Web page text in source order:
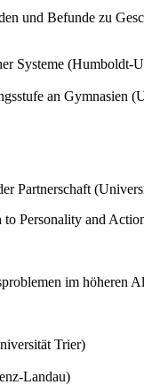
und Befunde zu
Systeme (Humboldt-
an Gymnasien
Partnerschaft
Personality and
im höheren
Trier)
Landau)